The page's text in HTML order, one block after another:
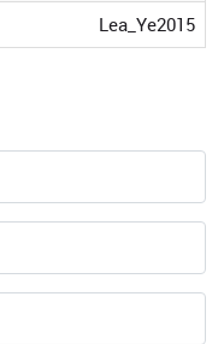
Lea_Ye2015